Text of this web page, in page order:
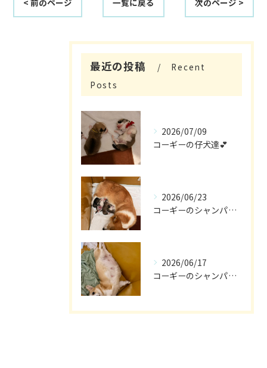
最近の投稿
Recent
Posts
2026/07/09
コーギーの仔犬達💕
2026/06/23
コーギーのシャンパン🎵
2026/06/17
コーギーのシャンパン🥂